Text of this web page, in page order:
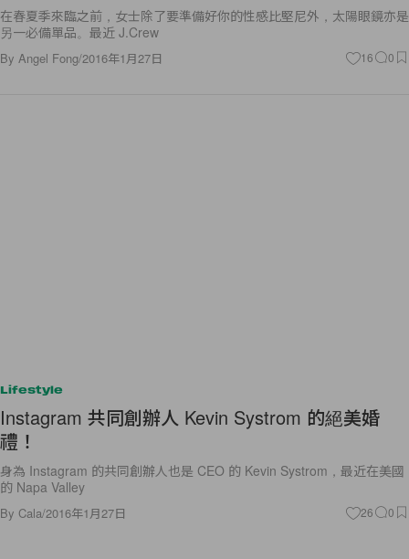
在春夏季來臨之前，女士除了要準備好你的性感比堅尼外，太陽眼鏡亦是
另一必備單品。最近 J.Crew
By Angel Fong/2016年1月27日 16 0
Lifestyle
Instagram 共同創辦人 Kevin Systrom 的絕美婚
禮！
身為 Instagram 的共同創辦人也是 CEO 的 Kevin Systrom，最近在美國
的 Napa Valley
By Cala/2016年1月27日 26 0